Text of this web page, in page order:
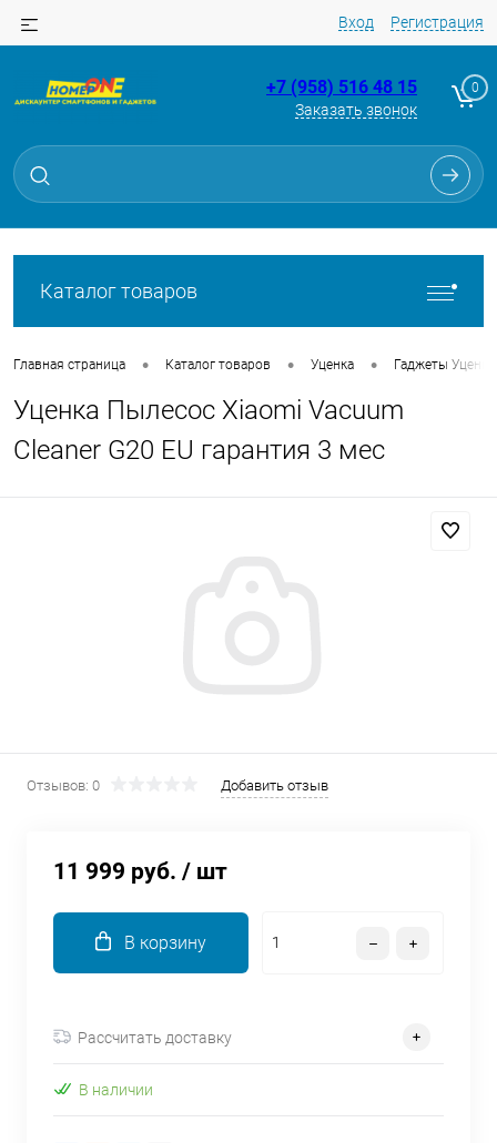
Вход Регистрация
+7 (958) 516 48 15
Заказать звонок
0
Каталог товаров
Главная страница • Каталог товаров • Уценка • Гаджеты Уценка
Уценка Пылесос Xiaomi Vacuum
Cleaner G20 EU гарантия 3 мес
Отзывов: 0 Добавить отзыв
11 999 руб. / шт
В корзину
Рассчитать доставку
В наличии
Для клиентов всех банков
Разбейте
без переплат
Сегодня
выбранный способом
списываться
по25 %каждые 2 недели